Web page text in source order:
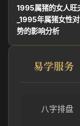
1995属猪的女人旺
_1995年属猪女性
势的影响分析
易学服务
八字排盘